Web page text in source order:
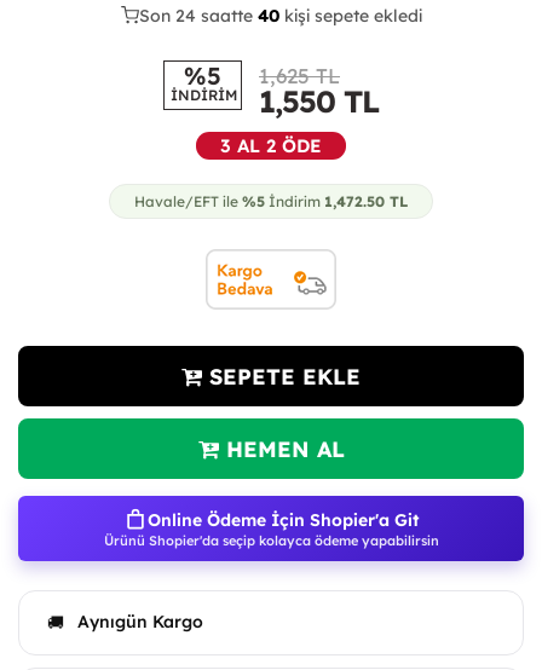
26
Son 24 saatte41kişi sepete ekledi
8
%5
İNDİRİM
1,625 TL
1,550 TL
3 AL 2 ÖDE
Havale/EFT ile %5 İndirim 1,472.50 TL
SEPETE EKLE
HEMEN AL
Online Ödeme İçin Shopier'a Git
Ürünü Shopier'da seçip kolayca ödeme yapabilirsin
🚚 Aynıgün Kargo